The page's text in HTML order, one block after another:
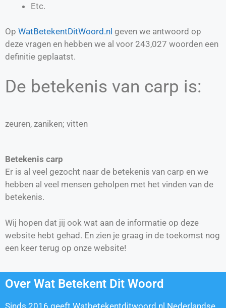
Etc.
Op WatBetekentDitWoord.nl geven we antwoord op
deze vragen en hebben we al voor 243,027 woorden een
definitie geplaatst.
De betekenis van carp is:
zeuren, zaniken; vitten
Betekenis carp
Er is al veel gezocht naar de betekenis van carp en we
hebben al veel mensen geholpen met het vinden van de
betekenis.
Wij hopen dat jij ook wat aan de informatie op deze
website hebt gehad. En zien je graag in de toekomst nog
een keer terug op onze website!
Over Wat Betekent Dit Woord